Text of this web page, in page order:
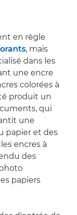
en règle
, mais
dans les
une encre
colorées à
produit un
qui
une
papier et des
encres à
des
papiers